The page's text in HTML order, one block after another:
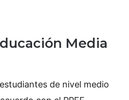
Media
de nivel medio